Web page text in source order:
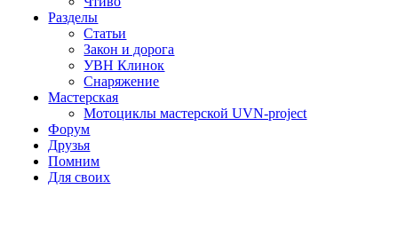
Разделы
Статьи
Закон и дорога
УВН Клинок
Снаряжение
Мастерская
Мотоциклы мастерской UVN-project
Форум
Друзья
Помним
Для своих